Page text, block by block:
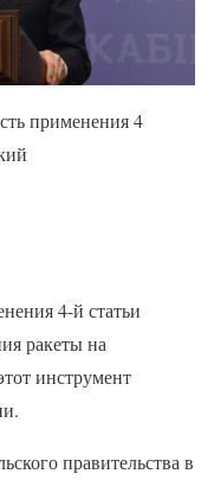
применения 4
4-й статьи
ракеты на
инструмент
правительства в